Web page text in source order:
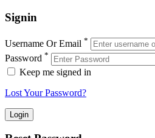
Signin
Username Or Email *
Password *
Keep me signed in
Lost Your Password?